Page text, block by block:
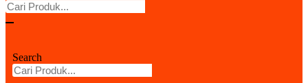
Search